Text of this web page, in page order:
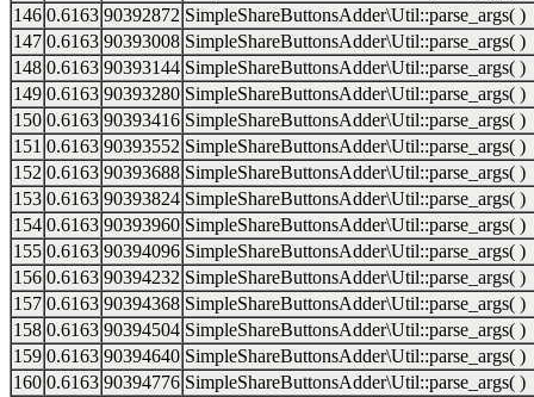
146 0.6163 90392872 SimpleShareButtonsAdder\Util::parse_args( )
147 0.6163 90393008 SimpleShareButtonsAdder\Util::parse_args( )
148 0.6163 90393144 SimpleShareButtonsAdder\Util::parse_args( )
149 0.6163 90393280 SimpleShareButtonsAdder\Util::parse_args( )
150 0.6163 90393416 SimpleShareButtonsAdder\Util::parse_args( )
151 0.6163 90393552 SimpleShareButtonsAdder\Util::parse_args( )
152 0.6163 90393688 SimpleShareButtonsAdder\Util::parse_args( )
153 0.6163 90393824 SimpleShareButtonsAdder\Util::parse_args( )
154 0.6163 90393960 SimpleShareButtonsAdder\Util::parse_args( )
155 0.6163 90394096 SimpleShareButtonsAdder\Util::parse_args( )
156 0.6163 90394232 SimpleShareButtonsAdder\Util::parse_args( )
157 0.6163 90394368 SimpleShareButtonsAdder\Util::parse_args( )
158 0.6163 90394504 SimpleShareButtonsAdder\Util::parse_args( )
159 0.6163 90394640 SimpleShareButtonsAdder\Util::parse_args( )
160 0.6163 90394776 SimpleShareButtonsAdder\Util::parse_args( )